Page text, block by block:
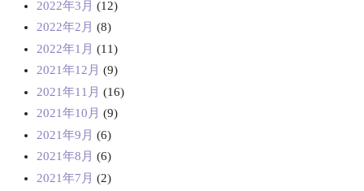
2022年3月 (12)
2022年2月 (8)
2022年1月 (11)
2021年12月 (9)
2021年11月 (16)
2021年10月 (9)
2021年9月 (6)
2021年8月 (6)
2021年7月 (2)